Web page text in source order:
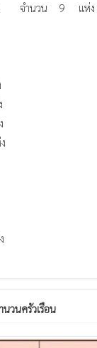
วนครัวเรือน